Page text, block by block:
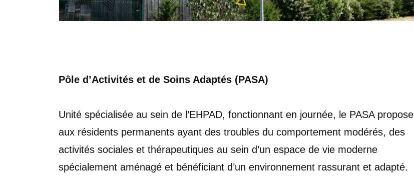
Pôle d’Activités et de Soins Adaptés (PASA)
Unité spécialisée au sein de l’EHPAD, fonctionnant en journée, le PASA propose
aux résidents permanents ayant des troubles du comportement modérés, des
activités sociales et thérapeutiques au sein d’un espace de vie moderne
spécialement aménagé et bénéficiant d’un environnement rassurant et adapté.